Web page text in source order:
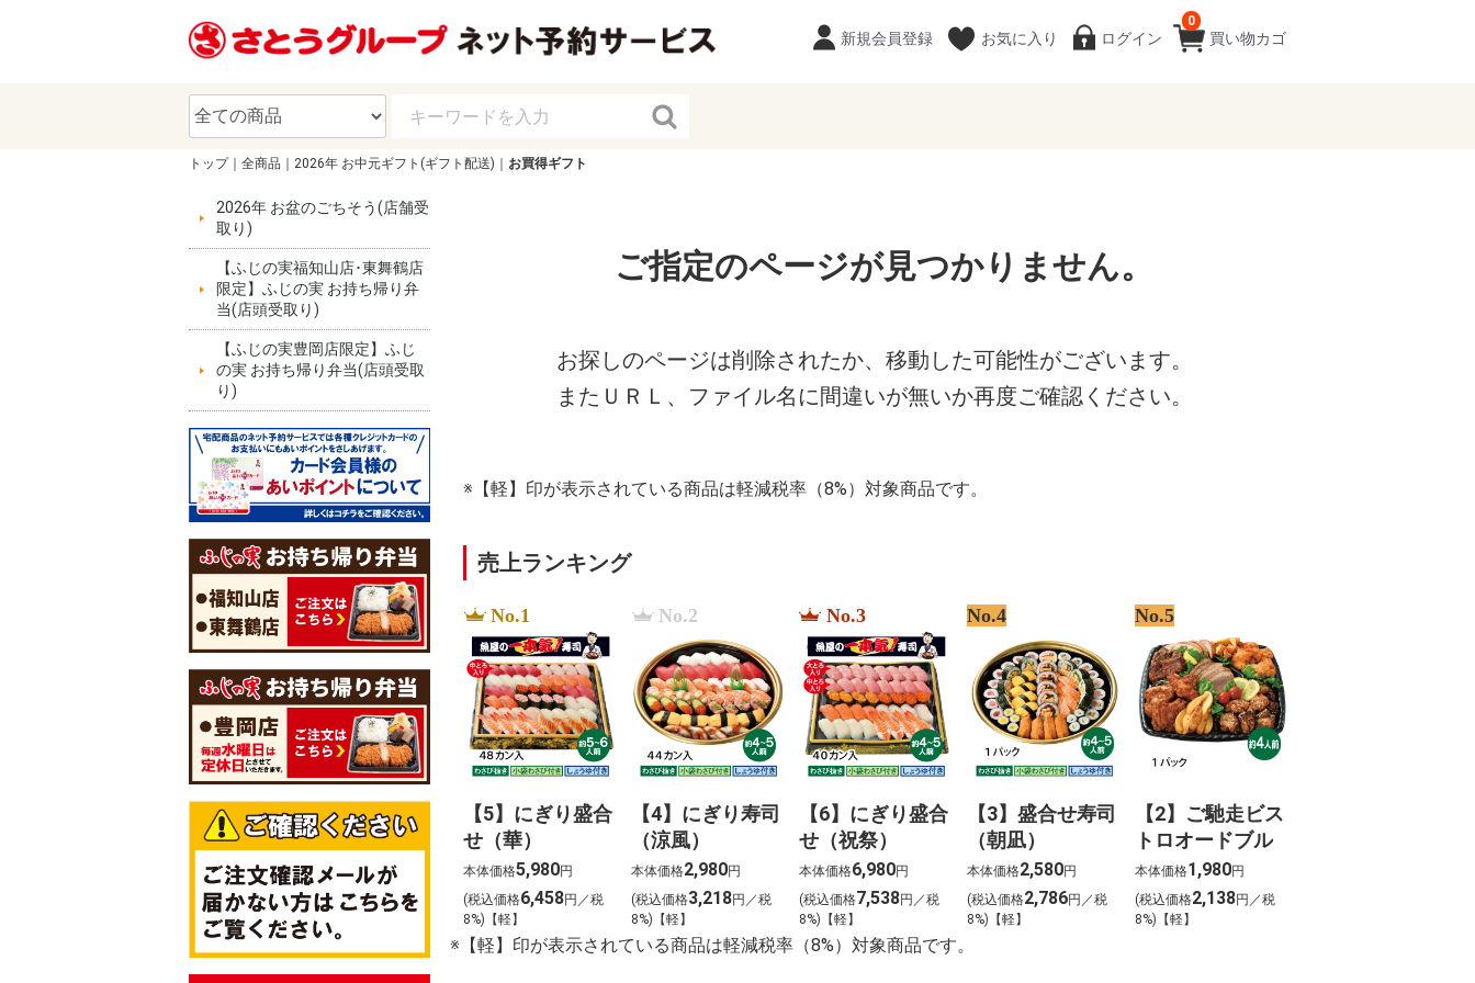
買い物カゴ
0
新規会員登録 お気に入り ログイン
トップ 全商品 2026年 お中元ギフト(ギフト配送) お買得ギフト
2026年 お盆のごちそう(店舗受
取り)
【ふじの実福知山店･東舞鶴店
限定】ふじの実 お持ち帰り弁
当(店頭受取り)
【ふじの実豊岡店限定】ふじ
の実 お持ち帰り弁当(店頭受取
り)
ご指定のページが見つかりません。
お探しのページは削除されたか、移動した可能性がございます。
またＵＲＬ、ファイル名に間違いが無いか再度ご確認ください。
※【軽】印が表示されている商品は軽減税率（8%）対象商品です。
売上ランキング
No.1
【5】にぎり盛合
せ（華）
本体価格5,980円
(税込価格6,458円／税
8%)【軽】
No.2
【4】にぎり寿司
（涼風）
本体価格2,980円
(税込価格3,218円／税
8%)【軽】
No.3
【6】にぎり盛合
せ（祝祭）
本体価格6,980円
(税込価格7,538円／税
8%)【軽】
No.4
【3】盛合せ寿司
（朝凪）
本体価格2,580円
(税込価格2,786円／税
8%)【軽】
No.5
【2】ご馳走ビス
トロオードブル
本体価格1,980円
(税込価格2,138円／税
8%)【軽】
※【軽】印が表示されている商品は軽減税率（8%）対象商品です。